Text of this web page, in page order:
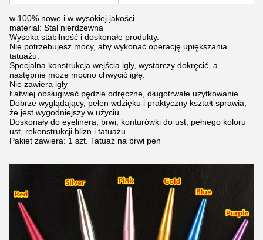
w 100% nowe i w wysokiej jakości
materiał: Stal nierdzewna
Wysoka stabilność i doskonałe produkty.
Nie potrzebujesz mocy, aby wykonać operację upiększania
tatuażu.
Specjalna konstrukcja wejścia igły, wystarczy dokręcić, a
następnie może mocno chwycić igłę.
Nie zawiera igły
Łatwiej obsługiwać pędzle odręczne, długotrwałe użytkowanie
Dobrze wyglądający, pełen wdzięku i praktyczny kształt sprawia,
że ​​jest wygodniejszy w użyciu.
Doskonały do ​​eyelinera, brwi, konturówki do ust, pełnego koloru
ust, rekonstrukcji blizn i tatuażu
Pakiet zawiera: 1 szt. Tatuaż na brwi pen